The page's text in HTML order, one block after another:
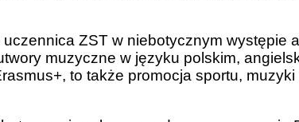
ZST w niebotycznym występie
muzyczne w języku polskim,
to także promocja sportu,